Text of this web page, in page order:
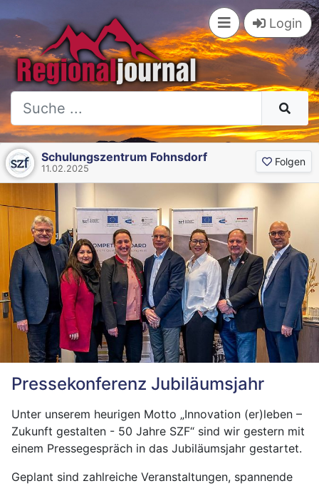
Login
Schulungszentrum Fohnsdorf
11.02.2025
Folgen
Pressekonferenz Jubiläumsjahr
Unter unserem heurigen Motto „Innovation (er)leben –
Zukunft gestalten - 50 Jahre SZF“ sind wir gestern mit
einem Pressegespräch in das Jubiläumsjahr gestartet.
Geplant sind zahlreiche Veranstaltungen, spannende